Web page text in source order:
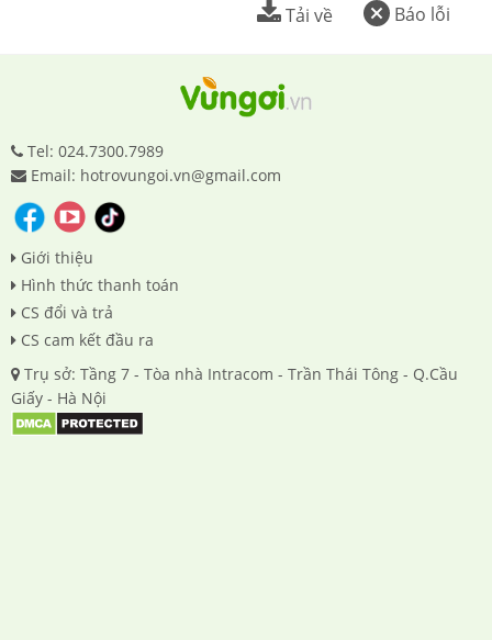
Báo lỗi
Tải về
Tel: 024.7300.7989
Email: hotrovungoi.vn@gmail.com
Giới thiệu
Hình thức thanh toán
CS đổi và trả
CS cam kết đầu ra
Trụ sở: Tầng 7 - Tòa nhà Intracom - Trần Thái Tông - Q.Cầu
Giấy - Hà Nội